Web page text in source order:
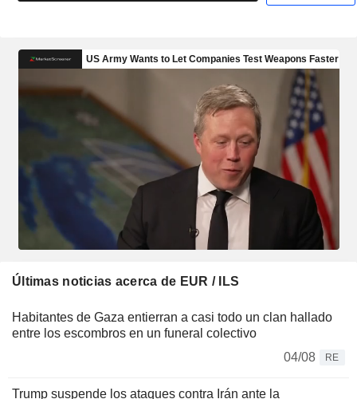
Últimas noticias acerca de EUR / ILS
Habitantes de Gaza entierran a casi todo un clan hallado
entre los escombros en un funeral colectivo
04/08
RE
Trump suspende los ataques contra Irán ante la